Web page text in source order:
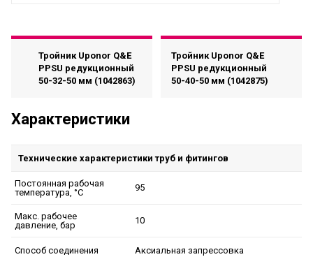
Тройник Uponor Q&E
PPSU редукционный
50-32-50 мм (1042863)
Тройник Uponor Q&E
PPSU редукционный
50-40-50 мм (1042875)
Характеристики
Технические характеристики труб и фитингов
Постоянная рабочая
температура, °C
95
Макс. рабочее
давление, бар
10
Способ соединения Аксиальная запрессовка